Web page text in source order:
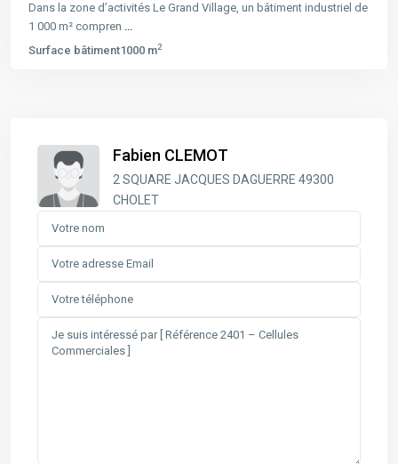
Dans la zone d’activités Le Grand Village, un bâtiment industriel de
1 000 m² compren ...
Surface bâtiment1000 m2
Fabien CLEMOT
2 SQUARE JACQUES DAGUERRE 49300
CHOLET